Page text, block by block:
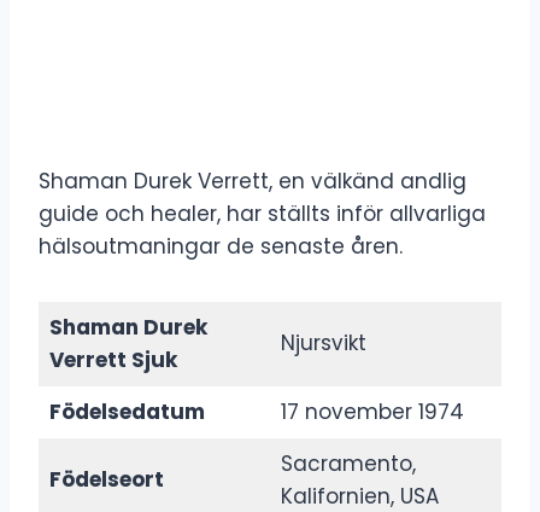
Shaman Durek Verrett, en välkänd andlig
guide och healer, har ställts inför allvarliga
hälsoutmaningar de senaste åren.
Shaman Durek
Verrett Sjuk
Njursvikt
Födelsedatum 17 november 1974
Födelseort
Sacramento,
Kalifornien, USA